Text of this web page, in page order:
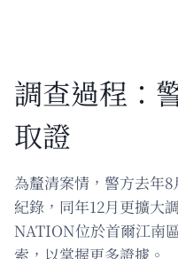
調查過程：
取證
為釐清案情，警方去年
紀錄，同年12月更擴大
NATION位於首爾江南
索，以掌握更多證據。